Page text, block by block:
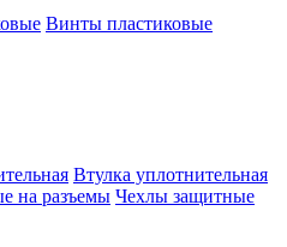
Винты пластиковые
Втулка уплотнительная
Чехлы защитные